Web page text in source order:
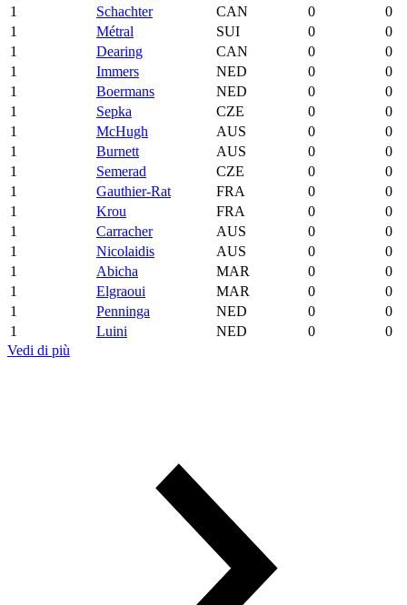
1
Schachter CAN 0
0
1
Métral SUI 0
0
1
Dearing CAN 0
0
1
Immers NED 0
0
1
Boermans NED 0
0
1
Sepka CZE 0
0
1
McHugh AUS 0
0
1
Burnett AUS 0
0
1
Semerad CZE 0
0
1
Gauthier-Rat FRA 0
0
1
Krou FRA 0
0
1
Carracher AUS 0
0
1
Nicolaidis AUS 0
0
1
Abicha MAR 0
0
1
Elgraoui MAR 0
0
1
Penninga NED 0
0
1
Luini NED 0
0
Vedi di più